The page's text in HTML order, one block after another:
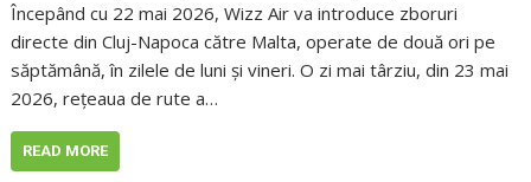
Începând cu 22 mai 2026, Wizz Air va introduce zboruri
directe din Cluj-Napoca către Malta, operate de două ori pe
săptămână, în zilele de luni și vineri. O zi mai târziu, din 23 mai
2026, rețeaua de rute a…
READ MORE